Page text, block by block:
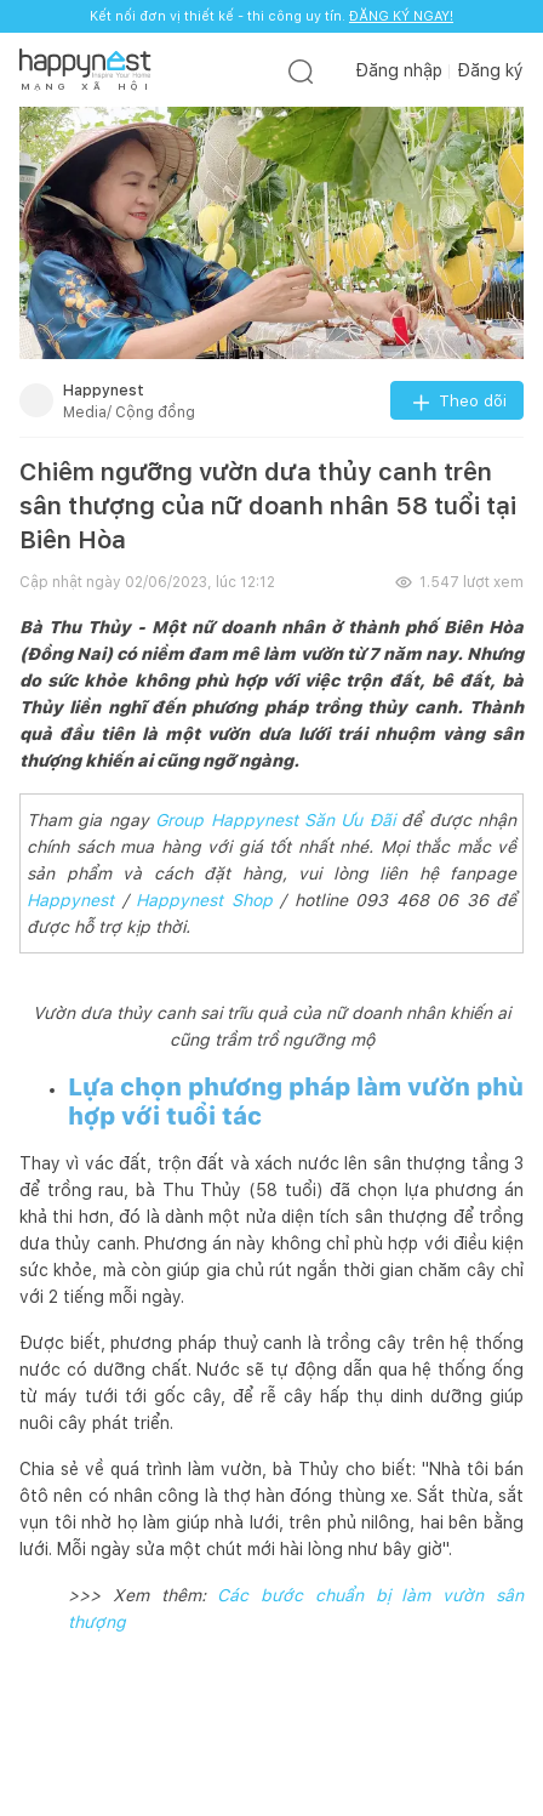
Kết nối đơn vị thiết kế - thi công uy tín. ĐĂNG KÝ NGAY!
M Ạ N G X Ã H Ộ I
Đăng nhập Đăng ký
Happynest
Media/ Cộng đồng
Theo dõi
Chiêm ngưỡng vườn dưa thủy canh trên
sân thượng của nữ doanh nhân 58 tuổi tại
Biên Hòa
Cập nhật ngày 02/06/2023, lúc 12:12 1.547 lượt xem
Bà Thu Thủy - Một nữ doanh nhân ở thành phố Biên Hòa
(Đồng Nai) có niềm đam mê làm vườn từ 7 năm nay. Nhưng
do sức khỏe không phù hợp với việc trộn đất, bê đất, bà
Thủy liền nghĩ đến phương pháp trồng thủy canh. Thành
quả đầu tiên là một vườn dưa lưới trái nhuộm vàng sân
thượng khiến ai cũng ngỡ ngàng.
Tham gia ngay Group Happynest Săn Ưu Đãi để được nhận
chính sách mua hàng với giá tốt nhất nhé. Mọi thắc mắc về
sản phẩm và cách đặt hàng, vui lòng liên hệ fanpage
Happynest/ Happynest Shop/ hotline 093 468 06 36 để
được hỗ trợ kịp thời.
Vườn dưa thủy canh sai trĩu quả của nữ doanh nhân khiến ai
cũng trầm trồ ngưỡng mộ
Lựa chọn phương pháp làm vườn phù
hợp với tuổi tác
Thay vì vác đất, trộn đất và xách nước lên sân thượng tầng 3
để trồng rau, bà Thu Thủy (58 tuổi) đã chọn lựa phương án
khả thi hơn, đó là dành một nửa diện tích sân thượng để trồng
dưa thủy canh. Phương án này không chỉ phù hợp với điều kiện
sức khỏe, mà còn giúp gia chủ rút ngắn thời gian chăm cây chỉ
với 2 tiếng mỗi ngày.
Được biết, phương pháp thuỷ canh là trồng cây trên hệ thống
nước có dưỡng chất. Nước sẽ tự động dẫn qua hệ thống ống
từ máy tưới tới gốc cây, để rễ cây hấp thụ dinh dưỡng giúp
nuôi cây phát triển.
Chia sẻ về quá trình làm vườn, bà Thủy cho biết: "Nhà tôi bán
ôtô nên có nhân công là thợ hàn đóng thùng xe. Sắt thừa, sắt
vụn tôi nhờ họ làm giúp nhà lưới, trên phủ nilông, hai bên bằng
lưới. Mỗi ngày sửa một chút mới hài lòng như bây giờ".
>>> Xem thêm:
Các bước chuẩn bị làm vườn sân
thượng